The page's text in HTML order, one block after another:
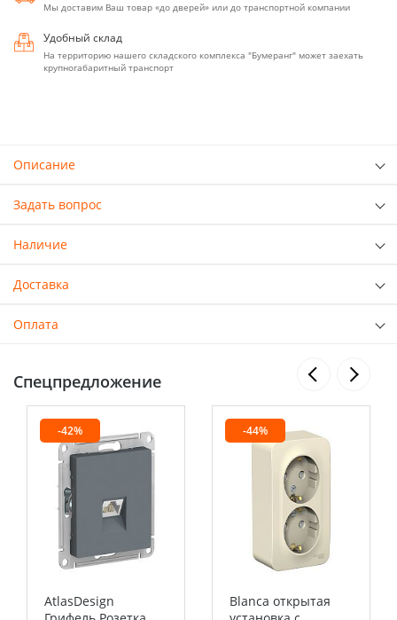
Мы доставим Ваш товар «до дверей» или до транспортной компании
Удобный склад
На территорию нашего складского комплекса "Бумеранг" может заехать
крупногабаритный транспорт
Описание
Задать вопрос
Наличие
Доставка
Оплата
Спецпредложение
-42%
AtlasDesign
-44%
Blanca открытая